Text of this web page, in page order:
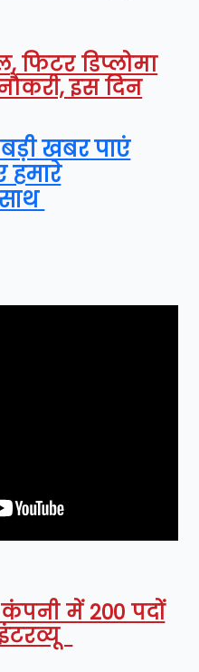
डिप्लोमा
इस दिन
खबर पाएं
हमारे
में 200 पदों